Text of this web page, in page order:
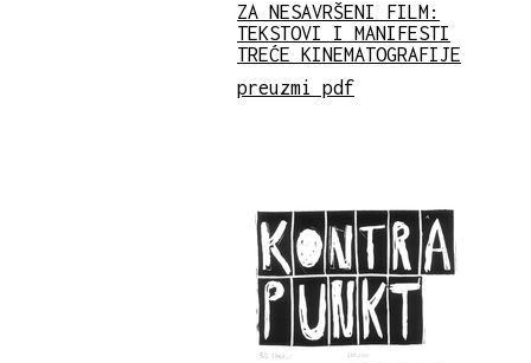
ZA NESAVRŠENI FILM:
TEKSTOVI I MANIFESTI
TREĆE KINEMATOGRAFIJE
preuzmi pdf